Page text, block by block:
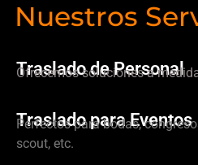
Nuestros
Traslado de Personal
Ofrecemos soluciones a
Traslado para Eventos
Perfectos para bodas,
scout, etc.